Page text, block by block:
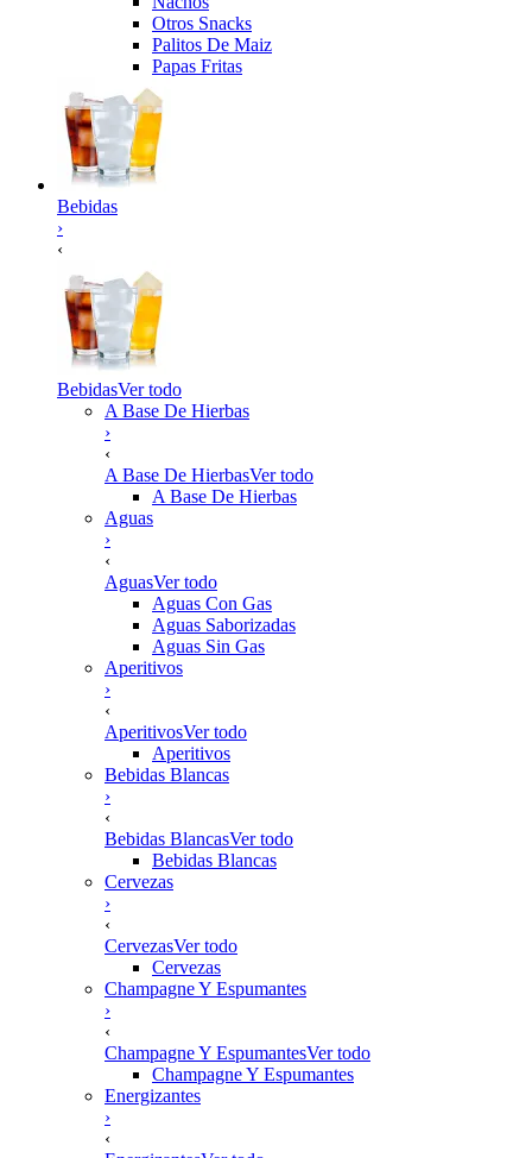
Otros Snacks
Palitos De Maiz
Papas Fritas
Bebidas
›
‹
BebidasVer todo
A Base De Hierbas
›
‹
A Base De HierbasVer todo
A Base De Hierbas
Aguas
›
‹
AguasVer todo
Aguas Con Gas
Aguas Saborizadas
Aguas Sin Gas
Aperitivos
›
‹
AperitivosVer todo
Aperitivos
Bebidas Blancas
›
‹
Bebidas BlancasVer todo
Bebidas Blancas
Cervezas
›
‹
CervezasVer todo
Cervezas
Champagne Y Espumantes
›
‹
Champagne Y EspumantesVer todo
Champagne Y Espumantes
Energizantes
›
‹